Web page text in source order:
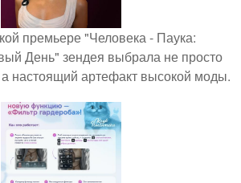
премьере "Человека - Паука:
День" зендея выбрала не просто
настоящий артефакт высокой моды.